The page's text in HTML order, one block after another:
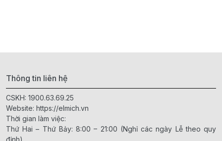
Thông tin liên hệ
CSKH: 1900.63.69.25
Website: https://elmich.vn
Thời gian làm việc:
Thứ Hai – Thứ Bảy: 8:00 – 21:00 (Nghỉ các ngày Lễ theo quy